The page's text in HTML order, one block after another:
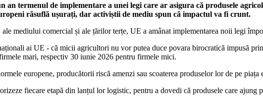
an termenul de implementare a unei legi care ar asigura că produsele
răsuflă ușurați, dar activiștii de mediu spun că impactul va fi crunt.
mediului comercial și ale țărilor terțe, UE a amânat implementarea noii legi
ai UE - că micii agricultori nu vor putea duce povara birocratică impusă
mari, respectiv 30 iunie 2026 pentru firmele mici.
europene, producătorii riscă amenzi sau scoaterea produselor lor de pe piața
fiecare etapă din lanțul lor logistic, pentru a dovedi că produsele care ajung